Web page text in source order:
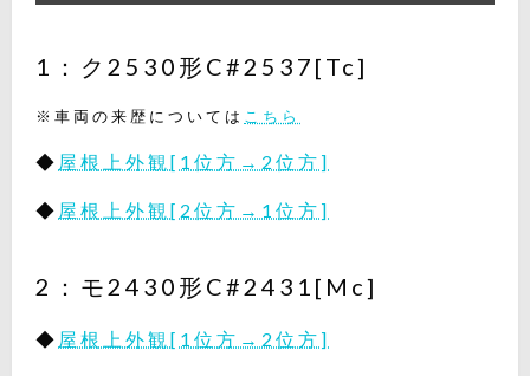
1：ク2530形C#2537[Tc]
※車両の来歴については こちら
◆ 屋根上外観[1位方→2位方]
◆ 屋根上外観[2位方→1位方]
2：モ2430形C#2431[Mc]
◆ 屋根上外観[1位方→2位方]